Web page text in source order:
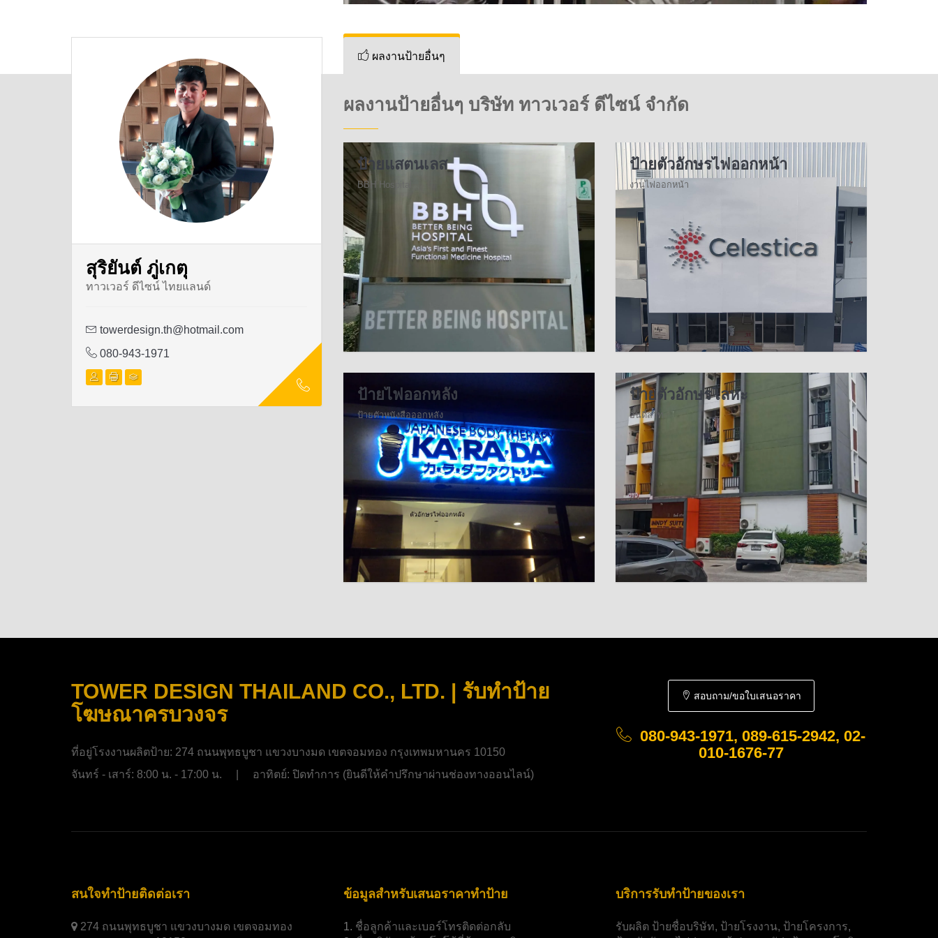
สุริยันต์ ภู่เกตุ
ทาวเวอร์ ดีไซน์ ไทยแลนด์
towerdesign.th@hotmail.com
080-943-1971
ผลงานป้ายอื่นๆ
ผลงานป้ายอื่นๆ บริษัท ทาวเวอร์ ดีไซน์ จำกัด
ป้ายแสตนเลส
BBH Hospital
ป้ายตัวอักษรไฟออกหน้า
งานไฟออกหน้า
ป้ายไฟออกหลัง
ป้ายตัวหนังสือออกหลัง
ป้ายตัวอักษรโลหะ
อินดี้สวิท
TOWER DESIGN THAILAND CO., LTD. | รับทำป้าย
โฆษณาครบวงจร
ที่อยู่โรงงานผลิตป้าย: 274 ถนนพุทธบูชา แขวงบางมด เขตจอมทอง กรุงเทพมหานคร 10150
จันทร์ - เสาร์: 8:00 น. - 17:00 น. | อาทิตย์: ปิดทำการ (ยินดีให้คำปรึกษาผ่านช่องทางออนไลน์)
สอบถาม/ขอใบเสนอราคา
080-943-1971, 089-615-2942, 02-
010-1676-77
สนใจทำป้ายติดต่อเรา
274 ถนนพุทธบูชา แขวงบางมด เขตจอมทอง
ข้อมูลสำหรับเสนอราคาทำป้าย
1. ชื่อลูกค้าและเบอร์โทรติดต่อกลับ
บริการรับทำป้ายของเรา
รับผลิต ป้ายชื่อบริษัท, ป้ายโรงงาน, ป้ายโครงการ,